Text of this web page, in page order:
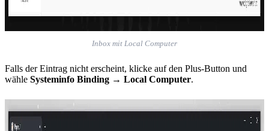
Inbox mit Local Computer
Falls der Eintrag nicht erscheint, klicke auf den Plus-Button und
wähle Systeminfo Binding → Local Computer.